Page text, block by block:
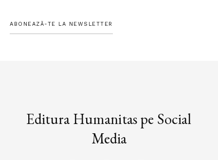
ABONEAZĂ-TE LA NEWSLETTER
Editura Humanitas pe Social
Media